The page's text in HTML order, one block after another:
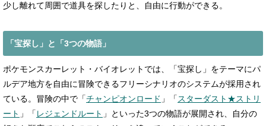
少し離れて周囲で道具を探したりと、自由に行動ができる。
「宝探し」と「3つの物語」
ポケモンスカーレット・バイオレットでは、「宝探し」をテーマにパ
ルデア地方を自由に冒険できるフリーシナリオのシステムが採用され
ている。冒険の中で「チャンピオンロード 」「スターダスト★ストリ
ート 」「 レジェンドルート 」といった3つの物語が展開され、自分の